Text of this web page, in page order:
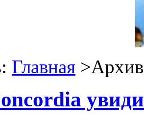
Главная >Архив